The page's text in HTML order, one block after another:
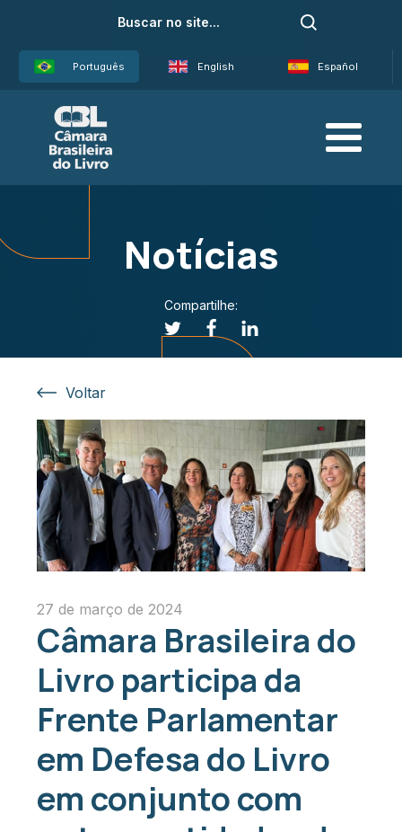
Português English Español
Notícias
Compartilhe:
Voltar
27 de março de 2024
Câmara Brasileira do
Livro participa da
Frente Parlamentar
em Defesa do Livro
em conjunto com